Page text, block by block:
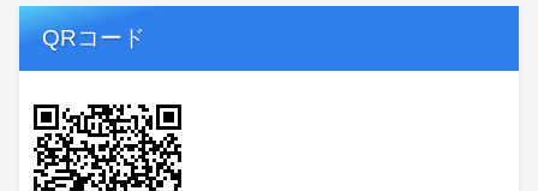
QRコード